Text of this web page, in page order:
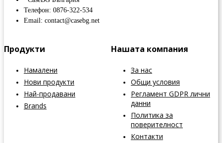
Телефон: 0876-322-534
Email: contact@casebg.net
Продукти
Намалени
Нови продукти
Най-продавани
Brands
Нашата компания
За нас
Общи условия
Регламент GDPR лични
данни
Политика за
поверителност
Контакти